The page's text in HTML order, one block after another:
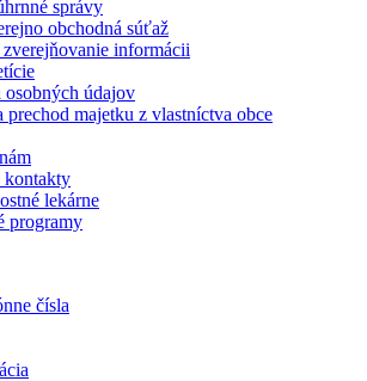
správy
obchodná súťaž
informácii
osobných údajov
prechod majetku z vlastníctva obce
kontakty
lekárne
programy
čísla